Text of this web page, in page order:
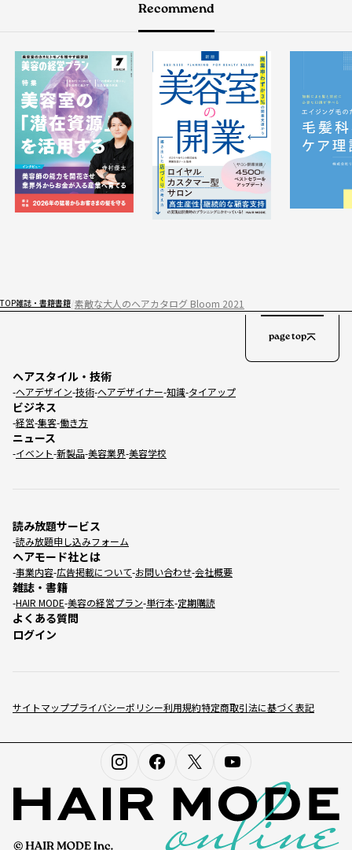
Recommend
TOP雑誌・書籍書籍 素敵な大人のヘアカタログ Bloom 2021
サイトマッププライバシーポリシー利用規約特定商取引法に基づく表記
ヘアスタイル・技術
ヘアデザイン 技術 ヘアデザイナー 知識 タイアップ
ビジネス
経営 集客 働き方
ニュース
イベント 新製品 美容業界 美容学校
読み放題サービス
読み放題申し込みフォーム
ヘアモード社とは
事業内容 広告掲載について お問い合わせ 会社概要
雑誌・書籍
HAIR MODE 美容の経営プラン 単行本 定期購読
よくある質問
ログイン
page top